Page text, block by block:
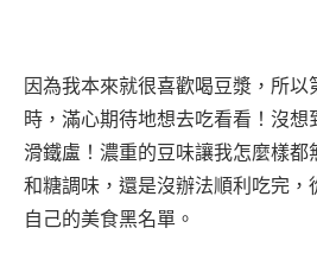
因為我本來就很喜歡喝豆漿，所
時，滿心期待地想去吃看看！沒
滑鐵盧！濃重的豆味讓我怎麼樣
和糖調味，還是沒辦法順利吃完，
自己的美食黑名單。